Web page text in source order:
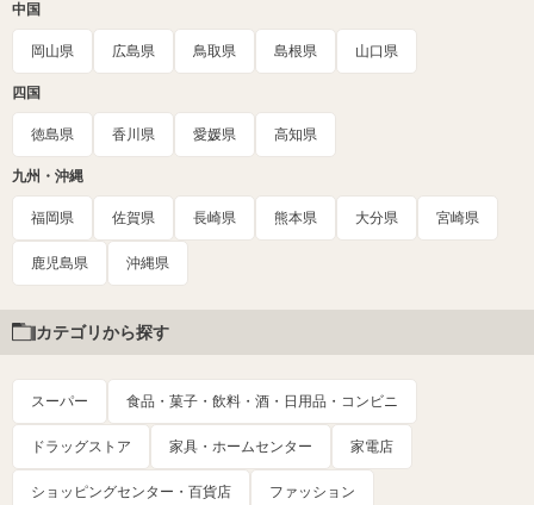
中国
岡山県 広島県 鳥取県 島根県 山口県
四国
徳島県 香川県 愛媛県 高知県
九州・沖縄
福岡県 佐賀県 長崎県 熊本県 大分県 宮崎県
鹿児島県 沖縄県
カテゴリから探す
スーパー 食品・菓子・飲料・酒・日用品・コンビニ
ドラッグストア 家具・ホームセンター 家電店
ショッピングセンター・百貨店 ファッション